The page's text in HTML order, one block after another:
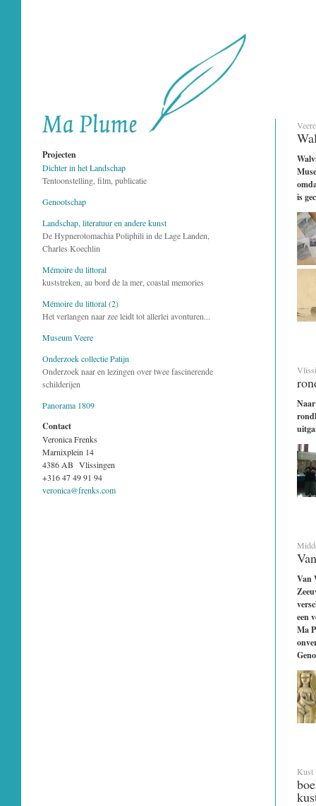
Projecten
Dichter in het Landschap
Tentoonstelling, film, publicatie
Genootschap
Landschap, literatuur en andere kunst
De Hypnerotomachia Poliphili in de Lage Landen,
Charles Koechlin
Mémoire du littoral
kuststreken, au bord de la mer, coastal memories
Mémoire du littoral (2)
Het verlangen naar zee leidt tot allerlei avonturen...
Museum Veere
Onderzoek collectie Patijn
Onderzoek naar en lezingen over twee fascinerende
schilderijen
Panorama 1809
Contact
Veronica Frenks
Marnixplein 14
4386 AB Vlissingen
+316 47 49 91 94
veronica@frenks.com
is
Van
een
Ma
Kust